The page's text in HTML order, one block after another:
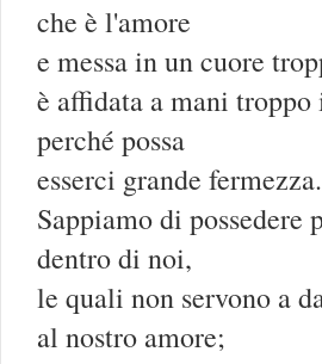
che è l'amore
e messa in un cuore
è affidata a mani troppo
perché possa
esserci grande fermezza.
Sappiamo di possedere
dentro di noi,
le quali non servono a
al nostro amore;